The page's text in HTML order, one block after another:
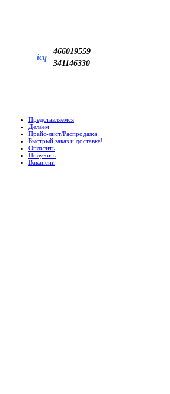
icq
466019559
341146330
Представляемся
Делаем
Прайс-лист/Распродажа
Быстрый заказ и доставка!
Оплатить
Получить
Вакансии